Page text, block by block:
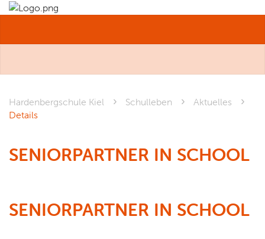
Hardenbergschule Kiel
Schulleben
Aktuelles
Details
SENIORPARTNER IN SCHOOL
SENIORPARTNER IN SCHOOL